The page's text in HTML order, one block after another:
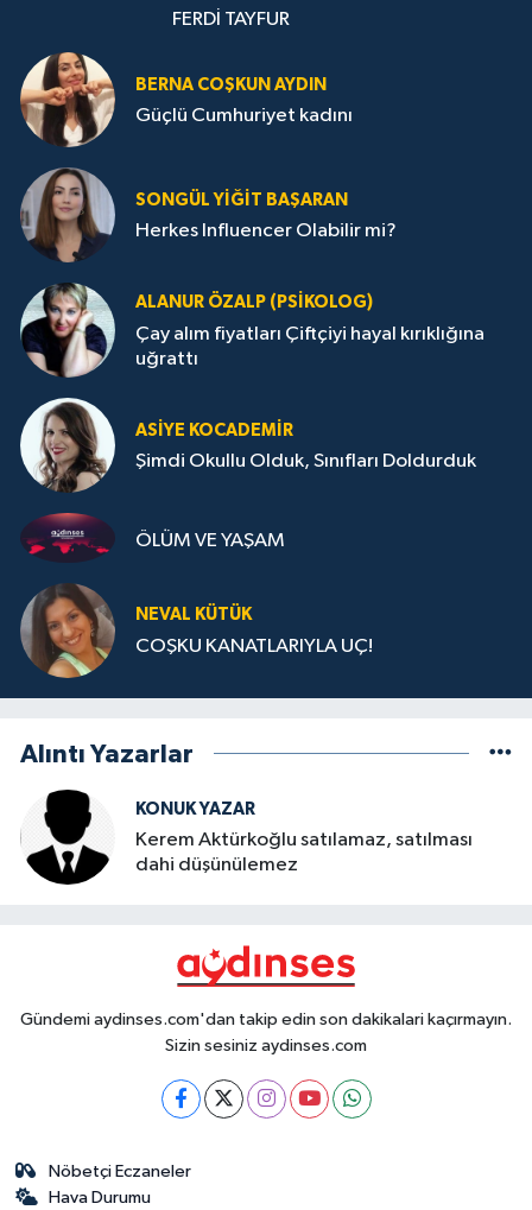
FERDİ TAYFUR
BERNA COŞKUN AYDIN
Güçlü Cumhuriyet kadını
SONGÜL YIĞIT BAŞARAN
Herkes Influencer Olabilir mi?
ALANUR ÖZALP (PSIKOLOG)
Çay alım fiyatları Çiftçiyi hayal kırıklığına
uğrattı
ASIYE KOCADEMİR
Şimdi Okullu Olduk, Sınıfları Doldurduk
ÖLÜM VE YAŞAM
NEVAL KÜTÜK
COŞKU KANATLARIYLA UÇ!
Alıntı Yazarlar
KONUK YAZAR
Kerem Aktürkoğlu satılamaz, satılması
dahi düşünülemez
Gündemi aydinses.com'dan takip edin son dakikalari kaçırmayın.
Sizin sesiniz aydinses.com
Nöbetçi Eczaneler
Hava Durumu